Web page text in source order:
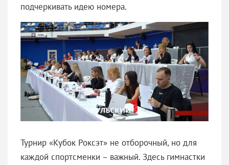
подчеркивать идею номера.
Турнир «Кубок Роксэт» не отборочный, но для
каждой спортсменки – важный. Здесь гимнастки